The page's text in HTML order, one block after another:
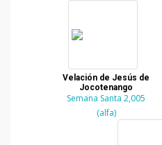
Velación de Jesús de
Jocotenango
Semana Santa 2,005
(alfa)